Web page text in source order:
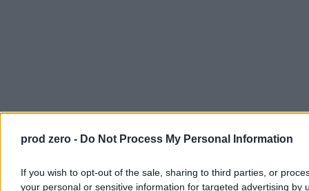
prod zero - Do Not Process My Personal Information
If you wish to opt-out of the sale, sharing to third parties, or
your personal or sensitive information for targeted advertising by